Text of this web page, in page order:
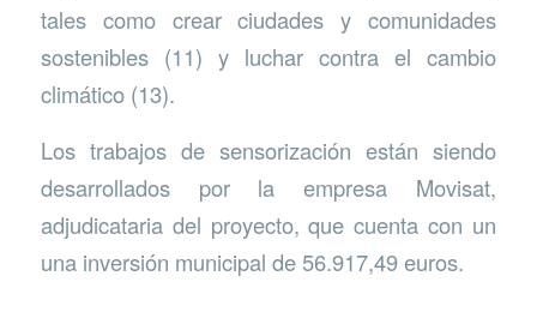
tales como crear ciudades y comunidades
sostenibles (11) y luchar contra el cambio
climático (13).
Los trabajos de sensorización están siendo
desarrollados por la empresa Movisat,
adjudicataria del proyecto, que cuenta con un
una inversión municipal de 56.917,49 euros.